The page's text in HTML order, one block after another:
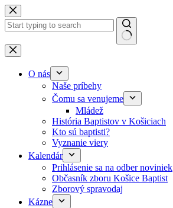
Skip to content
No results
O nás
Naše príbehy
Čomu sa venujeme
Mládež
História Baptistov v Košiciach
Kto sú baptisti?
Vyznanie viery
Kalendár
Prihlásenie sa na odber noviniek
Občasník zboru Košice Baptist
Zborový spravodaj
Kázne